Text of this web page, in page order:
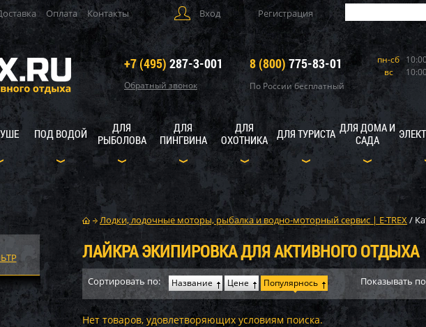
Оплата Контакты Вход Регистрация
+7 (495) 287-3-001
Обратный звонок
8 (800) 775-83-01
По России бесплатный
пн-сб
вс
ПОД ВОДОЙ
ДЛЯ
РЫБОЛОВА
ДЛЯ
ПИНГВИНА
ДЛЯ
ОХОТНИКА
ДЛЯ ТУРИСТА ДЛЯ ДОМА И
САДА
Лодки, лодочные моторы, рыбалка и водно-моторный сервис | E-TREX/
ЛАЙКРА ЭКИПИРОВКА ДЛЯ АКТИВНОГО ОТДЫХА
Сортировать по: Название Цене Популярнось Показывать
Нет товаров, удовлетворяющих условиям поиска.